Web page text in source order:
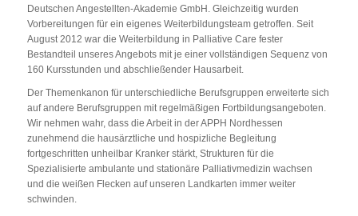
Deutschen Angestellten-Akademie GmbH. Gleichzeitig wurden
Vorbereitungen für ein eigenes Weiterbildungsteam getroffen. Seit
August 2012 war die Weiterbildung in Palliative Care fester
Bestandteil unseres Angebots mit je einer vollständigen Sequenz von
160 Kursstunden und abschließender Hausarbeit.
Der Themenkanon für unterschiedliche Berufsgruppen erweiterte sich
auf andere Berufsgruppen mit regelmäßigen Fortbildungsangeboten.
Wir nehmen wahr, dass die Arbeit in der APPH Nordhessen
zunehmend die hausärztliche und hospizliche Begleitung
fortgeschritten unheilbar Kranker stärkt, Strukturen für die
Spezialisierte ambulante und stationäre Palliativmedizin wachsen
und die weißen Flecken auf unseren Landkarten immer weiter
schwinden.